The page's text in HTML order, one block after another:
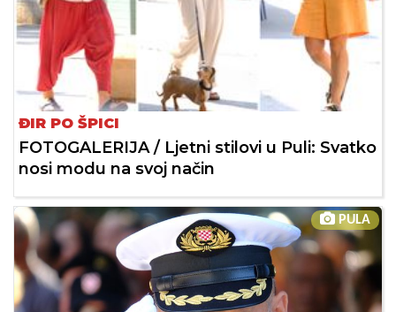
ĐIR PO ŠPICI
FOTOGALERIJA / Ljetni stilovi u Puli: Svatko
nosi modu na svoj način
PULA